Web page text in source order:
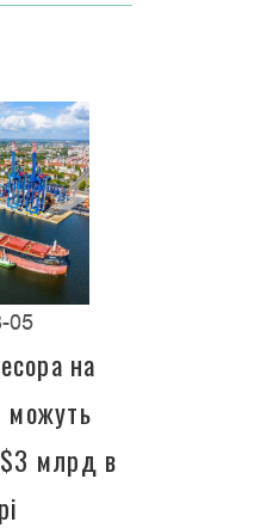
05
на
можуть
млрд в